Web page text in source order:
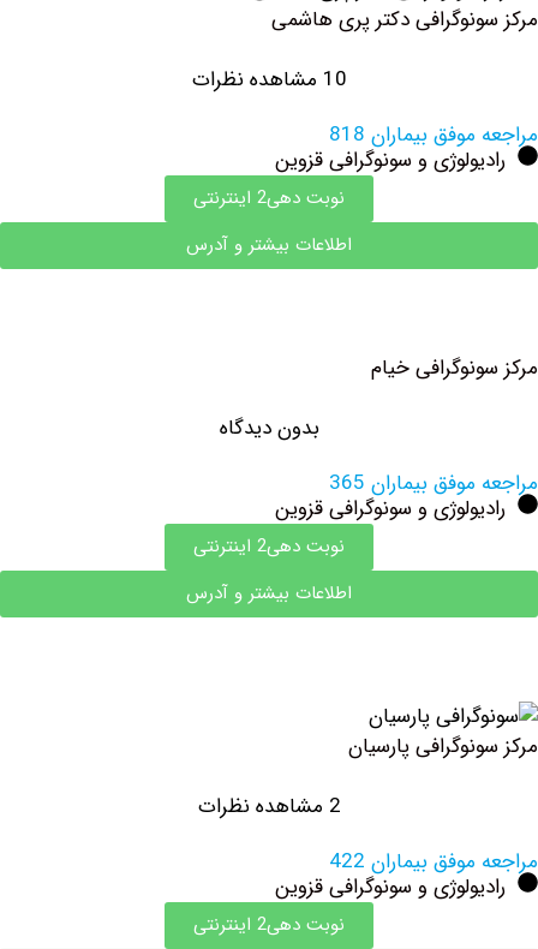
دکتر پری هاشمی
بیماران 818
و سونوگرافی قزوین
نوبت دهی2 اینترنتی
اطلاعات بیشتر و آدرس
خیام
بدون دیدگاه
بیماران 365
و سونوگرافی قزوین
نوبت دهی2 اینترنتی
اطلاعات بیشتر و آدرس
پارسیان
بیماران 422
و سونوگرافی قزوین
نوبت دهی2 اینترنتی